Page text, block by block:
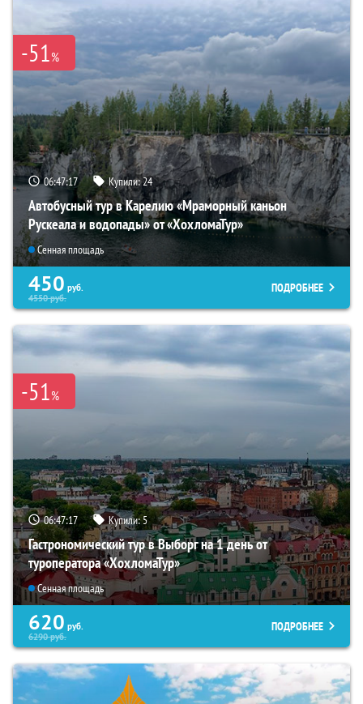
-51%
06:47:16 Купили:24
Автобусный тур в Карелию «Мраморный каньон
Рускеала и водопады» от «ХохломаТур»
Сенная площадь
450 руб.
4550руб.
ПОДРОБНЕЕ
-51%
06:47:16 Купили:5
Гастрономический тур в Выборг на 1 день от
туроператора «ХохломаТур»
Сенная площадь
620 руб.
6290руб.
ПОДРОБНЕЕ